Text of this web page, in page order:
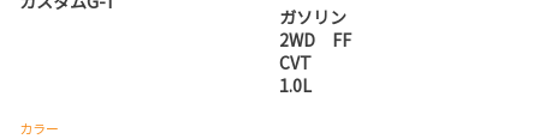
ガソリン
2WD FF
CVT
1.0L
カラー